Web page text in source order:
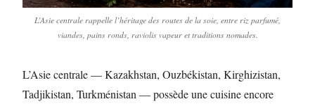
L’Asie centrale rappelle l’héritage des routes de la soie, entre riz parfumé,
viandes, pains ronds, raviolis vapeur et traditions nomades.
L’Asie centrale — Kazakhstan, Ouzbékistan, Kirghizistan,
Tadjikistan, Turkménistan — possède une cuisine encore